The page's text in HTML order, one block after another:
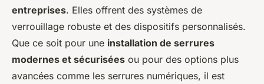
entreprises. Elles offrent des systèmes de
verrouillage robuste et des dispositifs personnalisés.
Que ce soit pour une installation de serrures
modernes et sécurisées ou pour des options plus
avancées comme les serrures numériques, il est